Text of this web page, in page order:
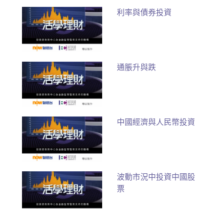
利率與債券投資
通脹升與跌
中國經濟與人民幣投資
波動市況中投資中國股
票